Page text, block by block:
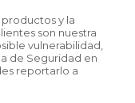
productos y la
son nuestra
vulnerabilidad,
de Seguridad en
reportarlo a